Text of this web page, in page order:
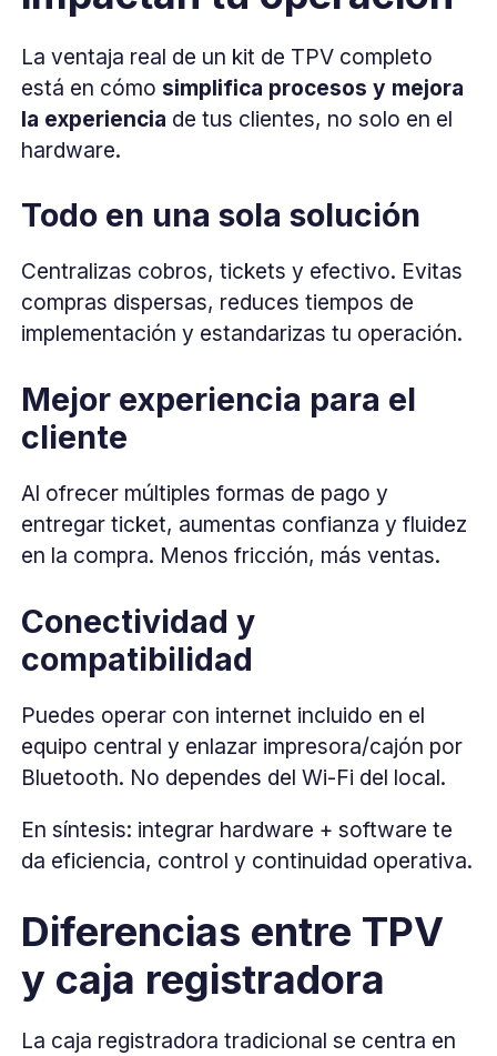
La ventaja real de un kit de TPV completo
está en cómo simplifica procesos y mejora
la experiencia de tus clientes, no solo en el
hardware.
Todo en una sola solución
Centralizas cobros, tickets y efectivo. Evitas
compras dispersas, reduces tiempos de
implementación y estandarizas tu operación.
Mejor experiencia para el
cliente
Al ofrecer múltiples formas de pago y
entregar ticket, aumentas confianza y fluidez
en la compra. Menos fricción, más ventas.
Conectividad y
compatibilidad
Puedes operar con internet incluido en el
equipo central y enlazar impresora/cajón por
Bluetooth. No dependes del Wi-Fi del local.
En síntesis: integrar hardware + software te
da eficiencia, control y continuidad operativa.
Diferencias entre TPV
y caja registradora
La caja registradora tradicional se centra en